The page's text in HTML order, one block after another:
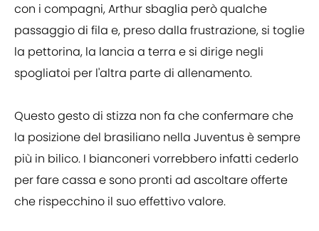
con i compagni, Arthur sbaglia però qualche
passaggio di fila e, preso dalla frustrazione, si toglie
la pettorina, la lancia a terra e si dirige negli
spogliatoi per l'altra parte di allenamento.
Questo gesto di stizza non fa che confermare che
la posizione del brasiliano nella Juventus è sempre
più in bilico. I bianconeri vorrebbero infatti cederlo
per fare cassa e sono pronti ad ascoltare offerte
che rispecchino il suo effettivo valore.